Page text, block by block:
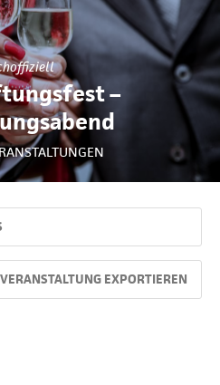
–
VERANSTALTUNG EXPORTIEREN